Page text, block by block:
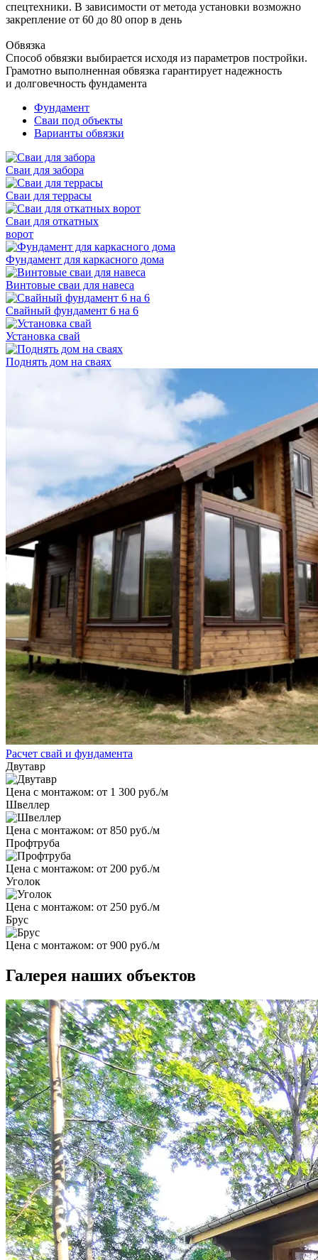
спецтехники. В зависимости от метода установки возможно
закрепление от 60 до 80 опор в день
Обвязка
Способ обвязки выбирается исходя из параметров постройки.
Грамотно выполненная обвязка гарантирует надежность
и долговечность фундамента
Фундамент
Сваи под объекты
Варианты обвязки
Сваи для забора
Сваи для террасы
Сваи для откатных
ворот
Фундамент для каркасного дома
Винтовые сваи для навеса
Свайный фундамент 6 на 6
Установка свай
Поднять дом на сваях
Расчет свай и фундамента
Двутавр
Цена с монтажом: от 1 300 руб./м
Швеллер
Цена с монтажом: от 850 руб./м
Профтруба
Цена с монтажом: от 200 руб./м
Уголок
Цена с монтажом: от 250 руб./м
Брус
Цена с монтажом: от 900 руб./м
Галерея наших объектов